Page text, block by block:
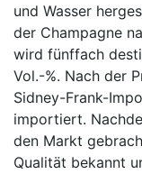
und Wasser
der Champagne
wird fünffach
Vol.-%. Nach der
Sidney-Frank-
importiert.
den Markt
Qualität bekannt